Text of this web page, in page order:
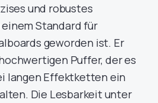
und robustes
Standard für
geworden ist. Er
Puffer, der es
langen Effektketten ein
Die Lesbarkeit unter